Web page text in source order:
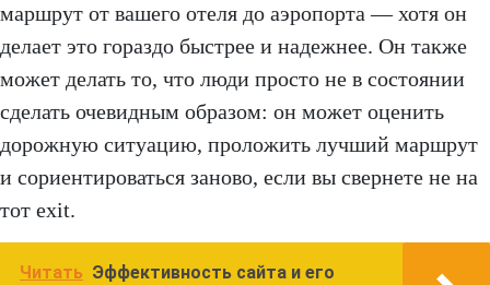
маршрут от вашего отеля до аэропорта — хотя он
делает это гораздо быстрее и надежнее. Он также
может делать то, что люди просто не в состоянии
сделать очевидным образом: он может оценить
дорожную ситуацию, проложить лучший маршрут
и сориентироваться заново, если вы свернете не на
тот exit.
Читать Эффективность сайта и его